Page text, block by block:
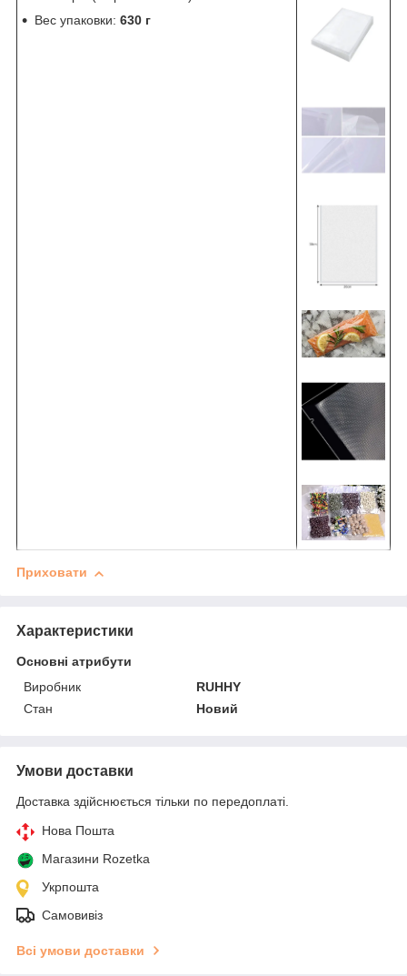
Вес упаковки: 630 г
Приховати
Характеристики
Основні атрибути
Виробник
RUHHY
Стан
Новий
Умови доставки
Доставка здійснюється тільки по передоплаті.
Нова Пошта
Магазини Rozetka
Укрпошта
Самовивіз
Всі умови доставки